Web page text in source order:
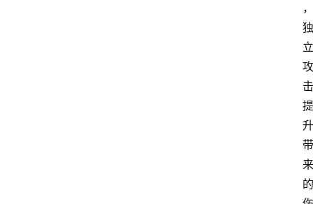
，
独
立
攻
击
提
升
带
来
的